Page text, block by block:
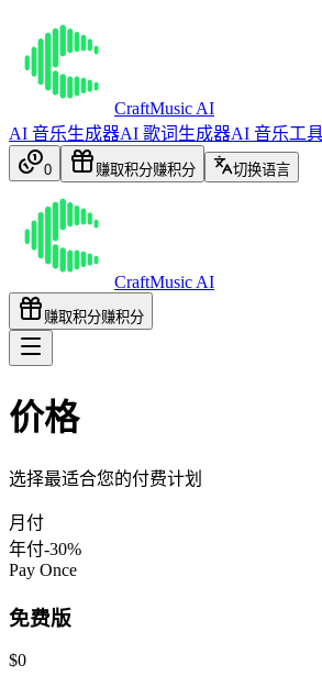
CraftMusic AI
AI 音乐生成器AI 歌词生成器AI 音乐工
0 赚取积分赚积分 切换语言
CraftMusic AI
赚取积分赚积分
价格
选择最适合您的付费计划
月付
年付-30%
Pay Once
免费版
$0